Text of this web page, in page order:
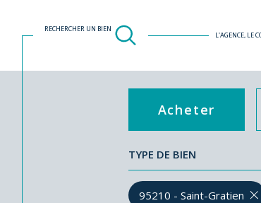
L'AGENCE, LE
RECHERCHER UN BIEN
Acheter
de l'ancien
TYPE DE BIEN
95210 - Saint-Gratien